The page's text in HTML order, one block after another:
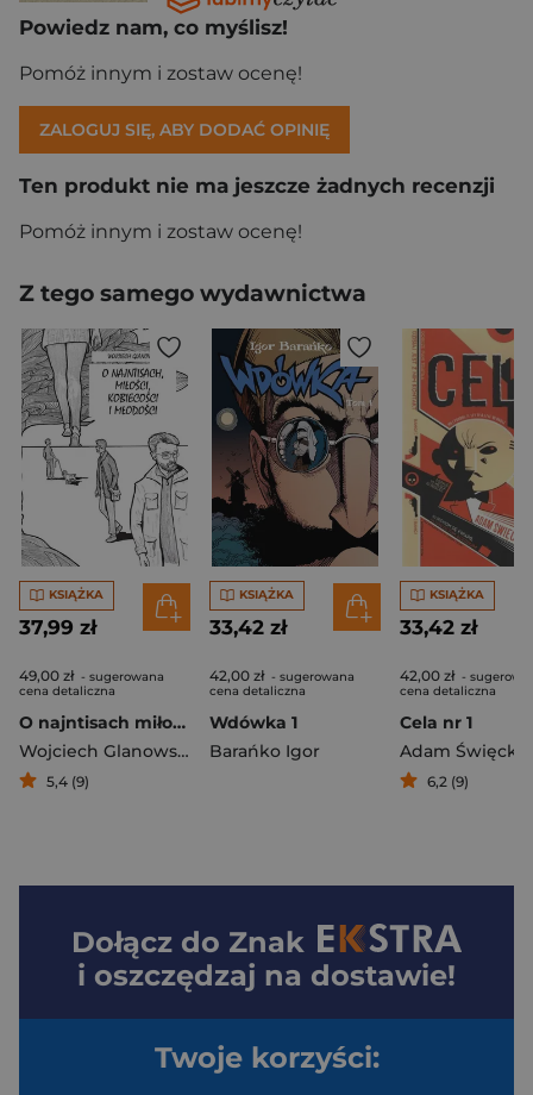
Powiedz nam, co myślisz!
Pomóż innym i zostaw ocenę!
ZALOGUJ SIĘ, ABY DODAĆ OPINIĘ
Ten produkt nie ma jeszcze żadnych recenzji
Pomóż innym i zostaw ocenę!
Z tego samego wydawnictwa
KSIĄŻKA
37,99 zł
49,00 zł - sugerowana
cena detaliczna
O najntisach miłości kobiecości i młodości
Wojciech Glanowski
5,4 (9)
KSIĄŻKA
33,42 zł
42,00 zł - sugerowana
cena detaliczna
Wdówka 1
Barańko Igor
KSIĄŻKA
33,42 zł
42,00 zł -
cena detaliczna
Cela nr 1
Adam Święcki
6,2 (9)
Dołącz do Znak
i oszczędzaj na dostawie!
Twoje korzyści: